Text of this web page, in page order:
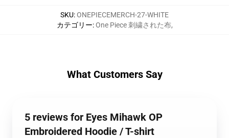
SKU:ONEPIECEMERCH-27-WHITE
カテゴリー:One Piece 刺繍された布,
What Customers Say
5 reviews for Eyes Mihawk OP
Embroidered Hoodie / T-shirt